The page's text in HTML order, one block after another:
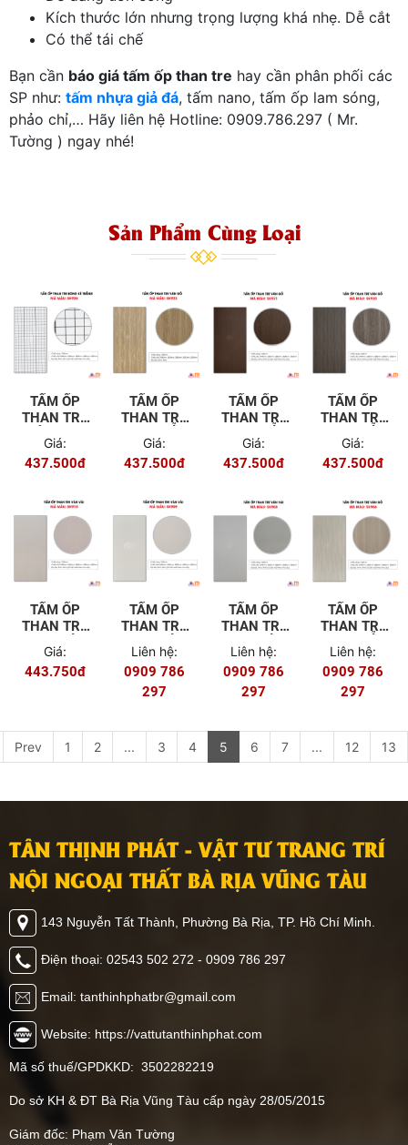
Kích thước lớn nhưng trọng lượng khá nhẹ. Dễ cắt
Có thể tái chế
Bạn cần báo giá tấm ốp than tre hay cần phân phối các
SP như: tấm nhựa giả đá, tấm nano, tấm ốp lam sóng,
phảo chỉ,… Hãy liên hệ Hotline: 0909.786.297 ( Mr.
Tường ) ngay nhé!
Sản Phẩm Cùng Loại
TẤM ỐP
THAN TRE
TRẮNG
BÓNG
Giá:
437.500đ
TẤM ỐP
THAN TRE
SK923
Giá:
437.500đ
TẤM ỐP
THAN TRE
SK921
Giá:
437.500đ
TẤM ỐP
THAN TRE
SK920
Giá:
437.500đ
TẤM ỐP
THAN TRE
VÂN VẢI
SK910
Giá:
443.750đ
TẤM ỐP
THAN TRE
VÂN VẢI
SK909
Liên hệ:
0909 786
297
TẤM ỐP
THAN TRE
VÂN VẢI
SK908
Liên hệ:
0909 786
297
TẤM ỐP
THAN TRE
VÂN GỖ
SK906
Liên hệ:
0909 786
297
Prev 1 2 ... 3 4 5 6 7 ... 12 13
TÂN THỊNH PHÁT - VẬT TƯ TRANG TRÍ
NỘI NGOẠI THẤT BÀ RỊA VŨNG TÀU
143 Nguyễn Tất Thành, Phường Bà Rịa, TP. Hồ Chí Minh.
Điện thoại: 02543 502 272 - 0909 786 297
Email: tanthinhphatbr@gmail.com
Website: https://vattutanthinhphat.com
Mã số thuế/GPDKKD: 3502282219
Do sở KH & ĐT Bà Rịa Vũng Tàu cấp ngày 28/05/2015
Giám đốc: Phạm Văn Tường